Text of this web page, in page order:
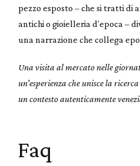
pezzo esposto – che si tratti di
antichi o gioielleria d’epoca –
una narrazione che collega
Una visita al mercato nelle
un’esperienza che unisce la
un contesto autenticamente
Faq